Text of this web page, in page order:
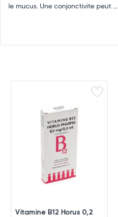
le mucus. Une conjonctivite peut ...
Vitamine B12 Horus 0,2